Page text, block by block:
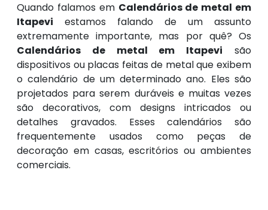
Quando falamos em Calendários de metal em
Itapevi estamos falando de um assunto
extremamente importante, mas por quê? Os
Calendários de metal em Itapevi são
dispositivos ou placas feitas de metal que exibem
o calendário de um determinado ano. Eles são
projetados para serem duráveis e muitas vezes
são decorativos, com designs intricados ou
detalhes gravados. Esses calendários são
frequentemente usados como peças de
decoração em casas, escritórios ou ambientes
comerciais.